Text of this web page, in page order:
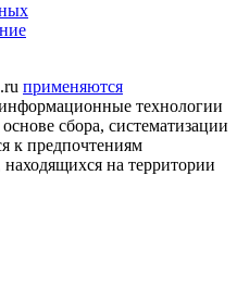
применяются
технологии
сбора, систематизации
к предпочтениям
находящихся на территории